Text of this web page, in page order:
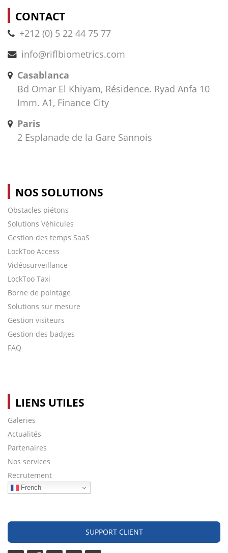
CONTACT
+212 (0) 5 22 44 75 77
info@riflbiometrics.com
Casablanca
Bd Omar El Khiyam, Résidence. Ryad Anfa 10
Imm. A1, Finance City
Paris
2 Esplanade de la Gare Sannois
NOS SOLUTIONS
Obstacles piétons
Solutions Véhicules
Gestion des temps SaaS
LockToo Access
Vidéosurveillance
LockToo Taxi
Borne de pointage
Solutions sur mesure
Gestion visiteurs
Gestion des badges
FAQ
LIENS UTILES
Galeries
Actualités
Partenaires
Nos services
Recrutement
French
SUPPORT CLIENT